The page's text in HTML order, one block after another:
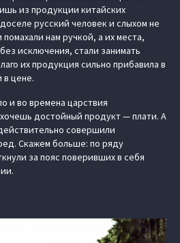
из продукции китайских
русский человек и слыхом не
нам ручкой, а их места,
исключения, стали занимать
их продукция сильно прибавила в
в цене.
и во времена царствия
достойный продукт — плати. А
совершили
Скажем больше: по ряду
за пояс поверивших в себя